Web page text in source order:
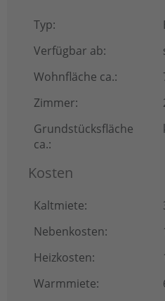
Typ:
Verfügbar ab:
Wohnfläche ca.:
Zimmer:
Grundstücksfläche
ca.:
Kosten
Kaltmiete:
Nebenkosten:
Heizkosten:
Warmmiete: